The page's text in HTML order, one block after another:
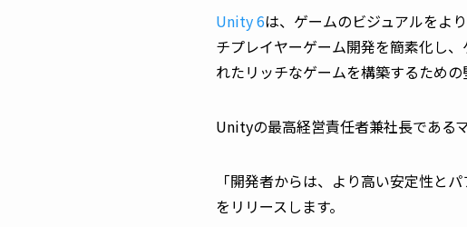
Unity 6は、ゲームのビジュアルをよ
チプレイヤーゲーム開発を簡素化し
れたリッチなゲームを構築するため
Unityの最高経営責任者兼社長である
「開発者からは、より高い安定性と
をリリースします。